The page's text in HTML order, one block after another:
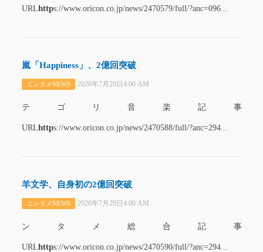
URLhttps://www.oricon.co.jp/news/2470579/full/?anc=096...
嵐「Happiness」、2億回突破
エンタメNEWS 2026年7月29日4:00 AM
テゴリ音楽記事
URLhttps://www.oricon.co.jp/news/2470588/full/?anc=294...
羊文学、自身初の2億回突破
エンタメNEWS 2026年7月29日4:00 AM
ンタメ総合記事
URLhttps://www.oricon.co.jp/news/2470590/full/?anc=294...